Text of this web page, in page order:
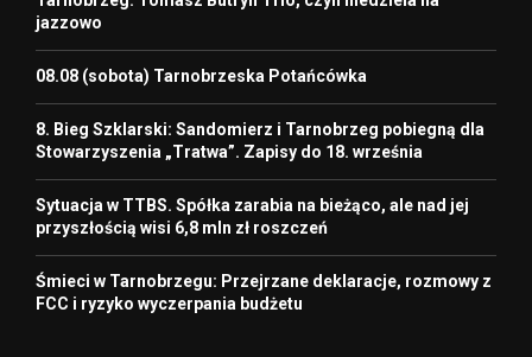
jazzowo
08.08 (sobota) Tarnobrzeska Potańcówka
8. Bieg Szklarski: Sandomierz i Tarnobrzeg pobiegną dla
Stowarzyszenia „Tratwa”. Zapisy do 18. września
Sytuacja w TTBS. Spółka zarabia na bieżąco, ale nad jej
przyszłością wisi 6,8 mln zł roszczeń
Śmieci w Tarnobrzegu: Przejrzane deklaracje, rozmowy z
FCC i ryzyko wyczerpania budżetu